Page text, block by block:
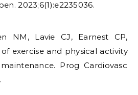
2023;6(1):e2235036.
NM, Lavie CJ, Earnest CP,
exercise and physical activity
Prog Cardiovasc